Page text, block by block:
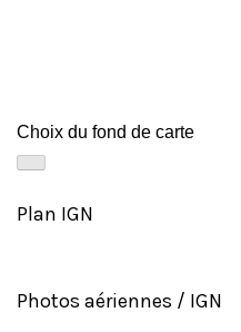
Choix du fond de carte
Plan IGN
Photos aériennes / IGN